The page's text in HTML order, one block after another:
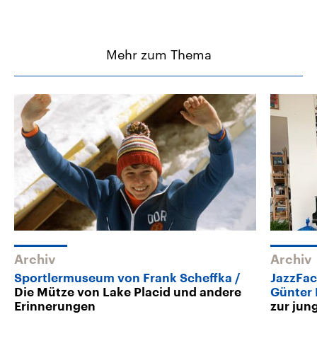
Mehr zum Thema
Archiv
Sportlermuseum von Frank Scheffka
Die Mütze von Lake Placid und andere
Erinnerungen
Archiv
Günter
zur